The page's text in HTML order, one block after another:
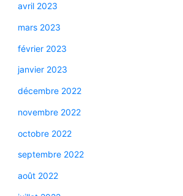
avril 2023
mars 2023
février 2023
janvier 2023
décembre 2022
novembre 2022
octobre 2022
septembre 2022
août 2022